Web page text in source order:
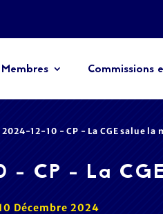
Membres Commissions
2024-12-10 - CP - La CGE salue la
- CP - La
Décembre 2024